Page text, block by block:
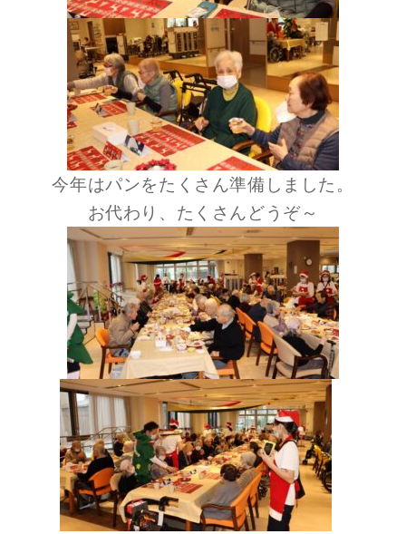
今年はパンをたくさん準備しました。
お代わり、たくさんどうぞ～